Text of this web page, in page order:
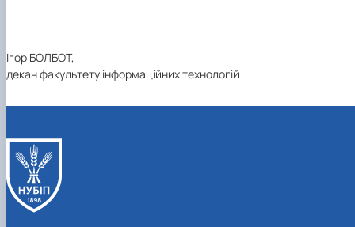
Ігор БОЛБОТ,
декан факультету інформаційних технологій